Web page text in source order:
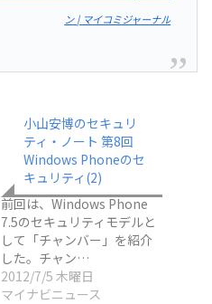
ン | マイコミジャーナル
小山安博のセキュリ
ティ・ノート 第8回
Windows Phoneのセ
キュリティ(2)
前回は、Windows Phone
7.5のセキュリティモデルと
して「チャンバー」を紹介
した。チャン…
2012/7/5 木曜日
マイナビニュース